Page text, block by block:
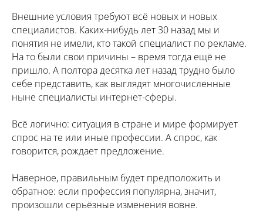
Внешние условия требуют всё новых и новых
специалистов. Каких-нибудь лет 30 назад мы и
понятия не имели, кто такой специалист по рекламе.
На то были свои причины – время тогда ещё не
пришло. А полтора десятка лет назад трудно было
себе представить, как выглядят многочисленные
ныне специалисты интернет-сферы.
Всё логично: ситуация в стране и мире формирует
спрос на те или иные профессии. А спрос, как
говорится, рождает предложение.
Наверное, правильным будет предположить и
обратное: если профессия популярна, значит,
произошли серьёзные изменения вовне.